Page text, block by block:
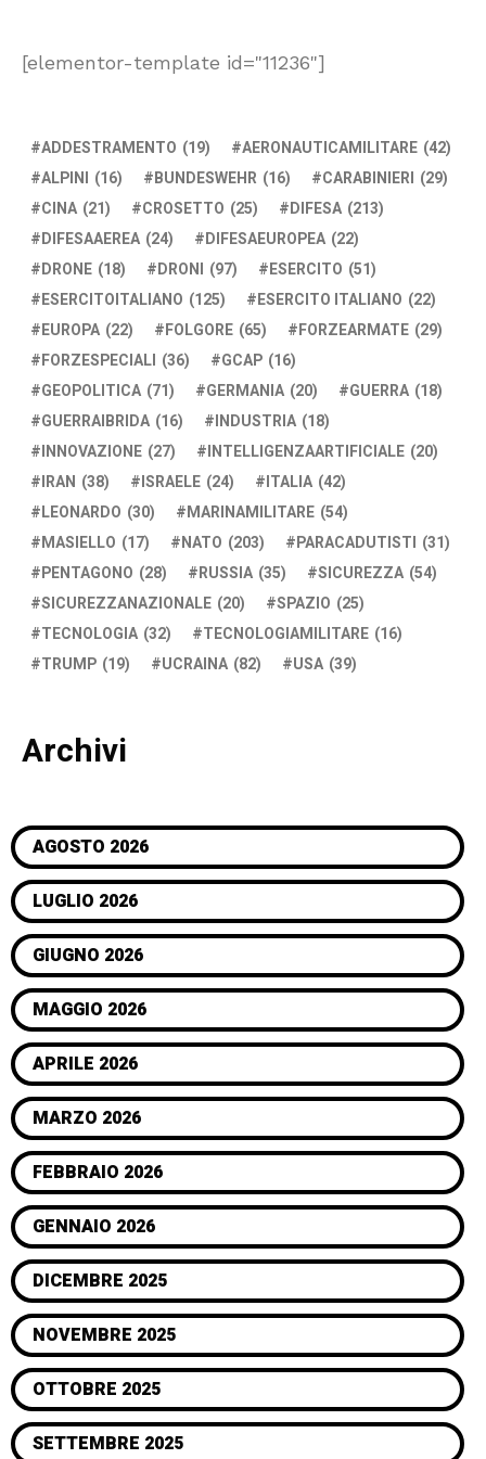
[elementor-template id="11236"]
ADDESTRAMENTO (19) AERONAUTICAMILITARE (42)
ALPINI (16) BUNDESWEHR (16) CARABINIERI (29)
CINA (21) CROSETTO (25) DIFESA (213)
DIFESAAEREA (24) DIFESAEUROPEA (22)
DRONE (18) DRONI (97) ESERCITO (51)
ESERCITOITALIANO (125) ESERCITO ITALIANO (22)
EUROPA (22) FOLGORE (65) FORZEARMATE (29)
FORZESPECIALI (36) GCAP (16)
GEOPOLITICA (71) GERMANIA (20) GUERRA (18)
GUERRAIBRIDA (16) INDUSTRIA (18)
INNOVAZIONE (27) INTELLIGENZAARTIFICIALE (20)
IRAN (38) ISRAELE (24) ITALIA (42)
LEONARDO (30) MARINAMILITARE (54)
MASIELLO (17) NATO (203) PARACADUTISTI (31)
PENTAGONO (28) RUSSIA (35) SICUREZZA (54)
SICUREZZANAZIONALE (20) SPAZIO (25)
TECNOLOGIA (32) TECNOLOGIAMILITARE (16)
TRUMP (19) UCRAINA (82) USA (39)
Archivi
AGOSTO 2026
LUGLIO 2026
GIUGNO 2026
MAGGIO 2026
APRILE 2026
MARZO 2026
FEBBRAIO 2026
GENNAIO 2026
DICEMBRE 2025
NOVEMBRE 2025
OTTOBRE 2025
SETTEMBRE 2025